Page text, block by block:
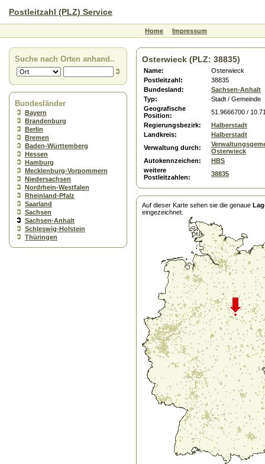
Postleitzahl (PLZ) Service
Home Impressum
Suche nach Orten anhand..
Bundesländer
Bayern
Brandenburg
Berlin
Bremen
Baden-Württemberg
Hessen
Hamburg
Mecklenburg-Vorpommern
Niedersachsen
Nordrhein-Westfalen
Rheinland-Pfalz
Saarland
Sachsen
Sachsen-Anhalt
Schleswig-Holstein
Thüringen
Osterwieck (PLZ: 38835)
Name:
Osterwieck
Postleitzahl:
38835
Bundesland:
Sachsen-Anhalt
Typ:
Stadt / Gemeinde
Geografische
Position:
51.9666700 /
Regierungsbezirk:
Halberstadt
Landkreis:
Halberstadt
Verwaltung durch:
Osterwieck
Autokennzeichen:
HBS
weitere
Postleitzahlen:
38835
Auf dieser Karte sehen sie die genaue
eingezeichnet.